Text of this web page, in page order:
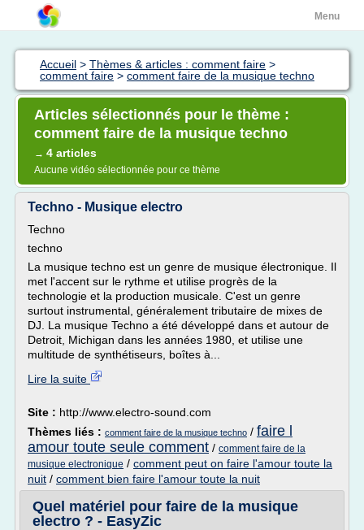
Menu
Accueil > Thèmes & articles : comment faire >
comment faire > comment faire de la musique techno
Articles sélectionnés pour le thème :
comment faire de la musique techno
→ 4 articles
Aucune vidéo sélectionnée pour ce thème
Techno - Musique electro
Techno
techno
La musique techno est un genre de musique électronique. Il
met l'accent sur le rythme et utilise progrès de la
technologie et la production musicale. C'est un genre
surtout instrumental, généralement tributaire de mixes de
DJ. La musique Techno a été développé dans et autour de
Detroit, Michigan dans les années 1980, et utilise une
multitude de synthétiseurs, boîtes à...
Lire la suite
Site : http://www.electro-sound.com
Thèmes liés : comment faire de la musique techno / faire l
amour toute seule comment / comment faire de la
musique electronique / comment peut on faire l'amour toute la
nuit / comment bien faire l'amour toute la nuit
Quel matériel pour faire de la musique
electro ? - EasyZic